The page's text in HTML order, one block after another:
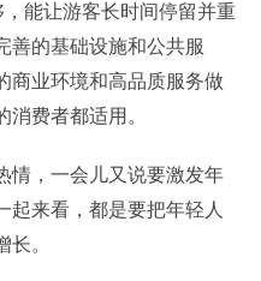
，能让游客长时间停留并重
善的基础设施和公共服
商业环境和高品质服务做
费者都适用。
情，一会儿又说要激发年
起来看，都是要把年轻人
。